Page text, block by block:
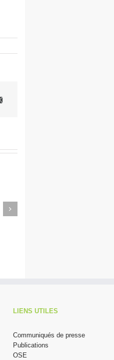
!
Next
LIENS UTILES
Communiqués de presse
Publications
OSE